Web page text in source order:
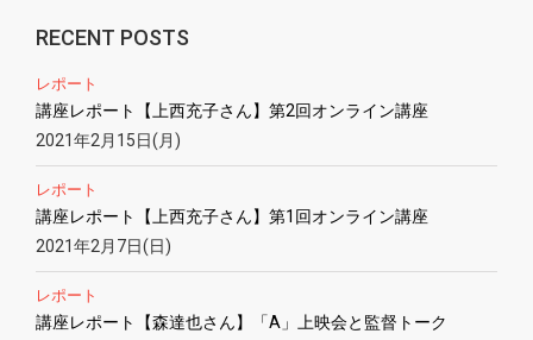
RECENT POSTS
レポート
講座レポート【上西充子さん】第2回オンライン講座
2021年2月15日(月)
レポート
講座レポート【上西充子さん】第1回オンライン講座
2021年2月7日(日)
レポート
講座レポート【森達也さん】「A」上映会と監督トーク